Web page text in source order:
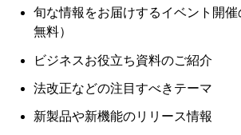
旬な情報をお届けするイベント開
無料）
ビジネスお役立ち資料のご紹介
法改正などの注目すべきテーマ
新製品や新機能のリリース情報